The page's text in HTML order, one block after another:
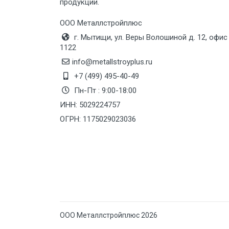
Груз до 12 м, вес до 20 тн
Манипулятор до 6 м, вес до 5 тн
Манипулятор до 6 м, вес до 8 тн
продукции.
ООО Металлстройплюс
г. Мытищи, ул. Веры Волошиной д. 12, офис
1122
info@metallstroyplus.ru
+7 (499) 495-40-49
Пн-Пт : 9:00-18:00
ИНН: 5029224757
ОГРН: 1175029023036
ООО Металлстройплюс 2026